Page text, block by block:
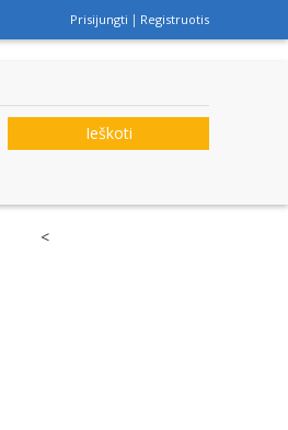
Prisijungti Registruotis
Ieškoti
<